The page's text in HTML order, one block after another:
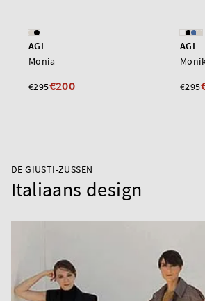
AGL
Monia
€295€200
AGL
€295
DE GIUSTI-ZUSSEN
Italiaans design